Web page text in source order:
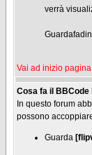
verrà
Guarda
Vai ad inizio pagina
Cosa fa il BBCode
In questo forum
possono
Guarda